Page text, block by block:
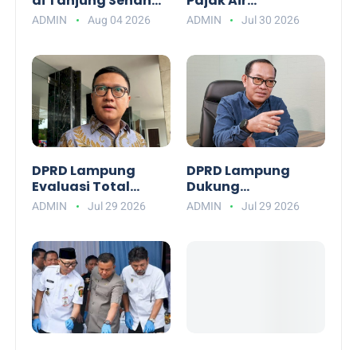
Budiman AS:
Jangan Biarkan
ADMIN Aug 04 2026
Permukaan, DPRD
Watermeter
ADMIN Jul 30 2026
DPRD Lampung
Evaluasi Total
APBD: Soroti Alkes
ADMIN Jul 29 2026
DPRD Lampung
Dukung
Pemutakhiran Data
ADMIN Jul 29 2026